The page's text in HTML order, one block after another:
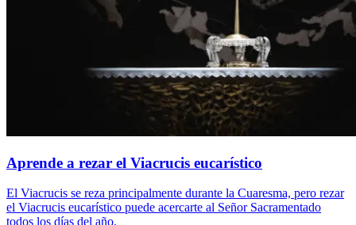
Aprende a rezar el Viacrucis eucarístico
El Viacrucis se reza principalmente durante la Cuaresma, pero rezar
el Viacrucis eucarístico puede acercarte al Señor Sacramentado
todos los días del año.